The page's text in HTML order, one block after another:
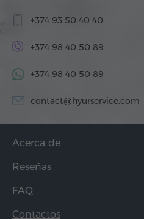
+374 93 50 40 40
+374 98 40 50 89
+374 98 40 50 89
contact@hyurservice.com
Acerca de
Reseñas
FAQ
Contactos